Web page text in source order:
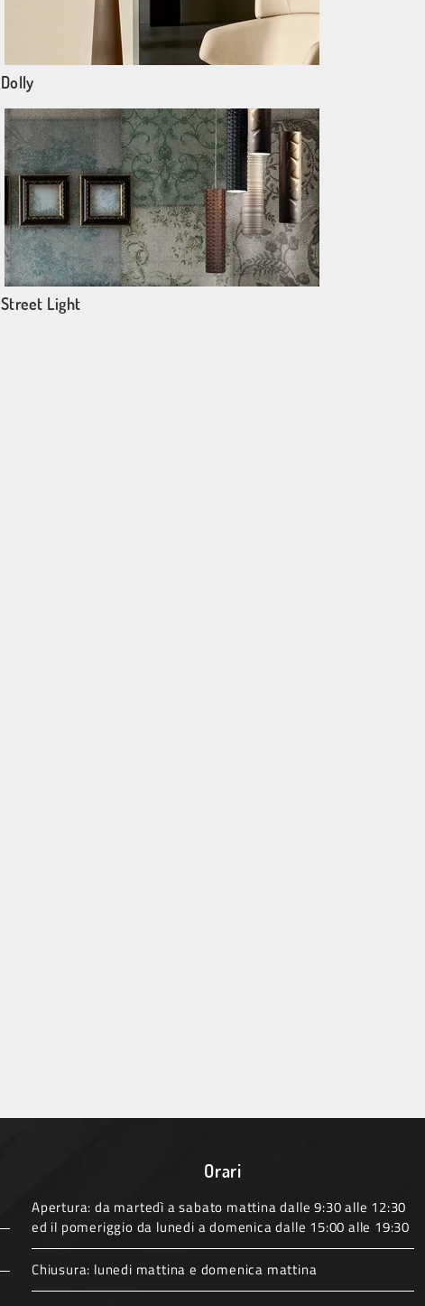
Dolly
Street Light
Orari
Apertura: da martedì a sabato mattina dalle 9:30 alle 12:30
ed il pomeriggio da lunedi a domenica dalle 15:00 alle 19:30
Chiusura: lunedi mattina e domenica mattina